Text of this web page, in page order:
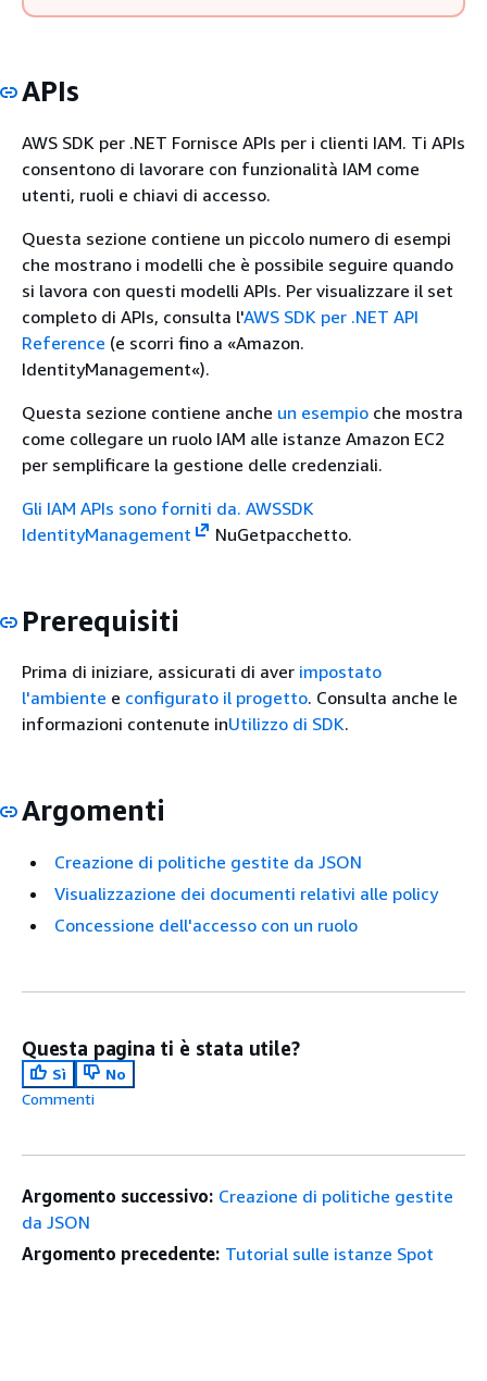
APIs
AWS SDK per .NET Fornisce APIs per i clienti IAM. Ti APIs
consentono di lavorare con funzionalità IAM come
utenti, ruoli e chiavi di accesso.
Questa sezione contiene un piccolo numero di esempi
che mostrano i modelli che è possibile seguire quando
si lavora con questi modelli APIs. Per visualizzare il set
completo di APIs, consulta l'AWS SDK per .NET API
Reference (e scorri fino a «Amazon.
IdentityManagement«).
Questa sezione contiene anche un esempio che mostra
come collegare un ruolo IAM alle istanze Amazon EC2
per semplificare la gestione delle credenziali.
Gli IAM APIs sono forniti da. AWSSDK
IdentityManagement
NuGetpacchetto.
Prerequisiti
Prima di iniziare, assicurati di aver impostato
l'ambiente e configurato il progetto. Consulta anche le
informazioni contenute inUtilizzo di SDK.
Argomenti
Creazione di politiche gestite da JSON
Visualizzazione dei documenti relativi alle policy
Concessione dell'accesso con un ruolo
Questa pagina ti è stata utile?
Sì
No
Commenti
Argomento successivo: Creazione di politiche gestite
da JSON
Argomento precedente: Tutorial sulle istanze Spot